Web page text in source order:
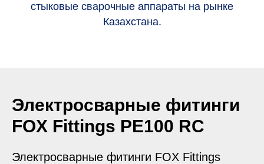
стыковые сварочные аппараты на рынке
Казахстана.
Электросварные фитинги
FOX Fittings PE100 RC
Электросварные фитинги FOX Fittings